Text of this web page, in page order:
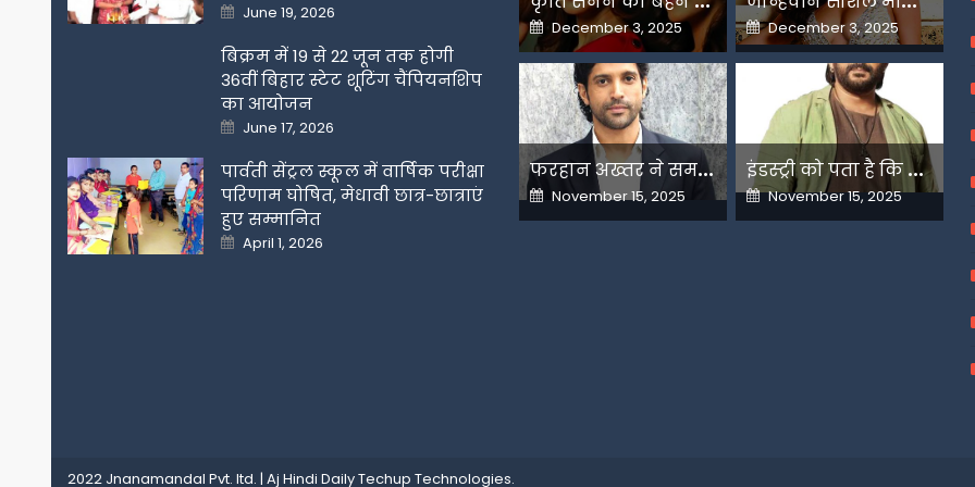
Posted
on
June 19, 2026
बिक्रम में 19 से 22 जून तक होगी
36वीं बिहार स्टेट शूटिंग चैंपियनशिप
का आयोजन
Posted
on
June 17, 2026
पार्वती सेंट्रल स्कूल में वार्षिक परीक्षा
परिणाम घोषित, मेधावी छात्र-छात्राएं
हुए सम्मानित
Posted
on
April 1, 2026
Posted
on
December 3, 2025 Posted
on
December 3, 2025
फ
रहान अख्तर ने समझाया देशभक्ति और अंधभक्ति का फर्क
Posted
on
November 15, 2025
इ
ंडस्ट्री को पता है कि मैं कहीं नहीं जाने वाला-अरशद वारसी
Posted
on
November 15, 2025
2022 Jnanamandal Pvt. ltd. | Aj Hindi DailyTechup Technologies.